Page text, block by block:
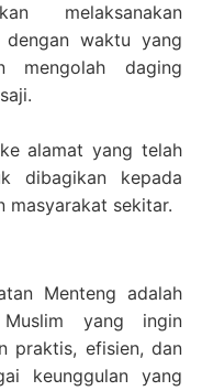
melaksanakan
dengan waktu yang
mengolah daging
alamat yang telah
dibagikan kepada
masyarakat sekitar.
Menteng adalah
yang ingin
praktis, efisien, dan
keunggulan yang